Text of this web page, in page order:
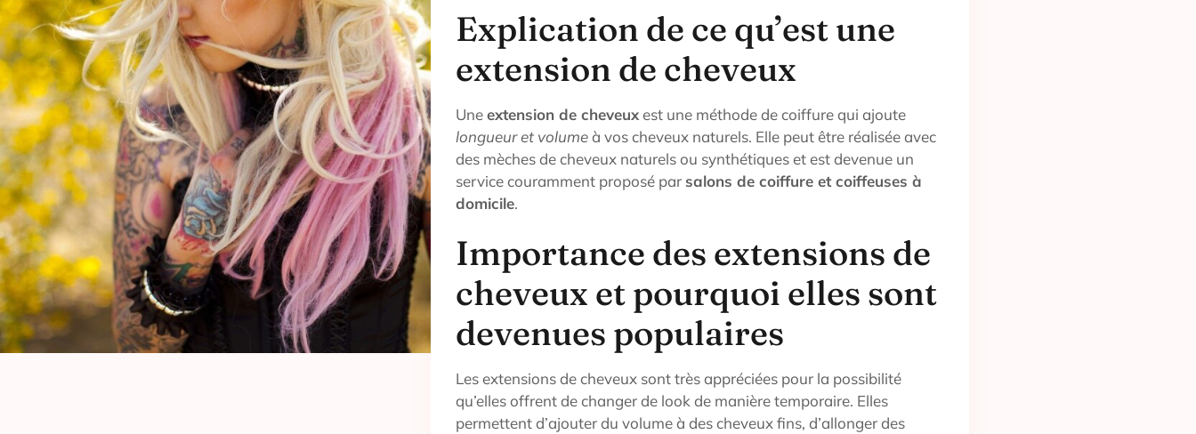
Explication de ce qu’est une
extension de cheveux
Uneextension de cheveuxest une méthode de coiffure qui ajoute
longueur et volumeà vos cheveux naturels. Elle peut être réalisée avec
des mèches de cheveux naturels ou synthétiques et est devenue un
service couramment proposé par salons de coiffure et coiffeuses à
domicile.
Importance des extensions de
cheveux et pourquoi elles sont
devenues populaires
Les extensions de cheveux sont très appréciées pour la possibilité
qu’elles offrent de changer de look de manière temporaire. Elles
permettent d’ajouter du volume à des cheveux fins, d’allonger des